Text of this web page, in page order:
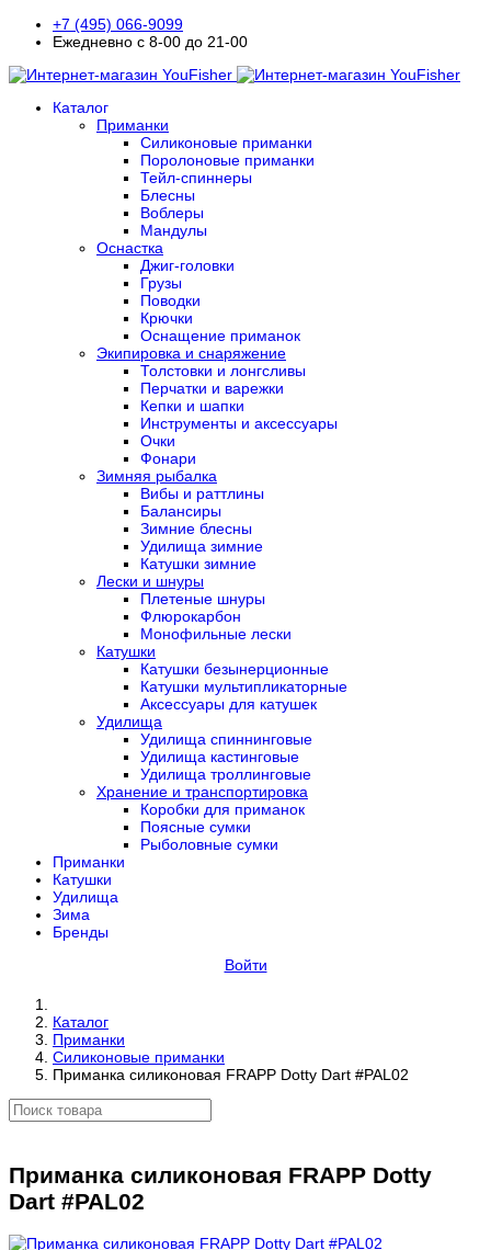
+7 (495) 066-9099
Ежедневно с 8-00 до 21-00
Каталог
Приманки
Силиконовые приманки
Поролоновые приманки
Тейл-спиннеры
Блесны
Воблеры
Мандулы
Оснастка
Джиг-головки
Грузы
Поводки
Крючки
Оснащение приманок
Экипировка и снаряжение
Толстовки и лонгсливы
Перчатки и варежки
Кепки и шапки
Инструменты и аксессуары
Очки
Фонари
Зимняя рыбалка
Вибы и раттлины
Балансиры
Зимние блесны
Удилища зимние
Катушки зимние
Лески и шнуры
Плетеные шнуры
Флюрокарбон
Монофильные лески
Катушки
Катушки безынерционные
Катушки мультипликаторные
Аксессуары для катушек
Удилища
Удилища спиннинговые
Удилища кастинговые
Удилища троллинговые
Хранение и транспортировка
Коробки для приманок
Поясные сумки
Рыболовные сумки
Приманки
Катушки
Удилища
Зима
Бренды
Войти
Каталог
Приманки
Силиконовые приманки
Приманка силиконовая FRAPP Dotty Dart #PAL02
Приманка силиконовая FRAPP Dotty
Dart #PAL02